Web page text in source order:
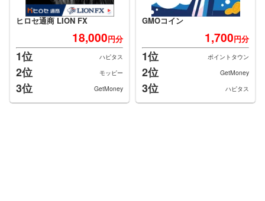
ヒロセ通商 LION FX
18,000円分
1位 ハピタス
2位 モッピー
3位 GetMoney
GMOコイン
1,700円分
1位 ポイントタウン
2位 GetMoney
3位 ハピタス